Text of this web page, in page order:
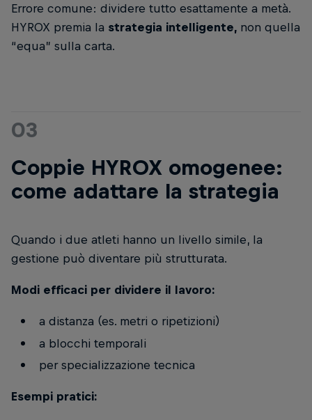
Errore comune: dividere tutto esattamente a metà.
HYROX premia la strategia intelligente, non quella
“equa” sulla carta.
03
Coppie HYROX omogenee:
come adattare la strategia
Quando i due atleti hanno un livello simile, la
gestione può diventare più strutturata.
Modi efficaci per dividere il lavoro:
a distanza (es. metri o ripetizioni)
a blocchi temporali
per specializzazione tecnica
Esempi pratici: